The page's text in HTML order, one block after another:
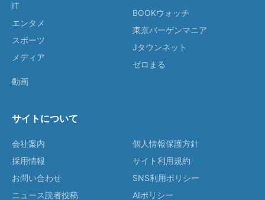
IT
エンタメ
スポーツ
メディア
動画
BOOKウォッチ
東京バーゲンマニア
Jタウンネット
ゼロまる
サイトについて
会社案内
採用情報
お問い合わせ
ニュース読者投稿
個人情報保護方針
サイト利用規約
SNS利用ポリシー
AIポリシー